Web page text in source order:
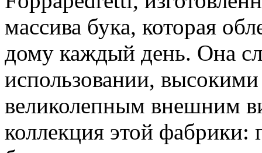
массива бука, которая
дому каждый день. Она
использовании,
великолепным внешним
коллекция этой фабрики: